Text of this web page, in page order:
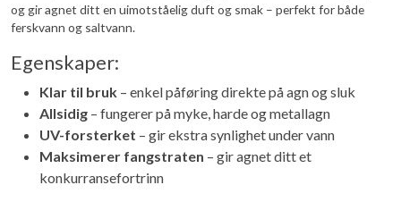
og gir agnet ditt en uimotståelig duft og smak – perfekt for både
ferskvann og saltvann.
Egenskaper:
Klar til bruk – enkel påføring direkte på agn og sluk
Allsidig – fungerer på myke, harde og metallagn
UV-forsterket – gir ekstra synlighet under vann
Maksimerer fangstraten – gir agnet ditt et
konkurransefortrinn